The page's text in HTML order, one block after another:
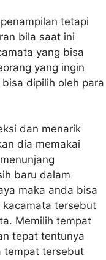
tetapi
bila saat ini
yang bisa
yang ingin
dipilih oleh para
dan menarik
dia memakai
baru dalam
maka anda bisa
kacamata tersebut
Memilih tempat
tepat tentunya
tempat tersebut